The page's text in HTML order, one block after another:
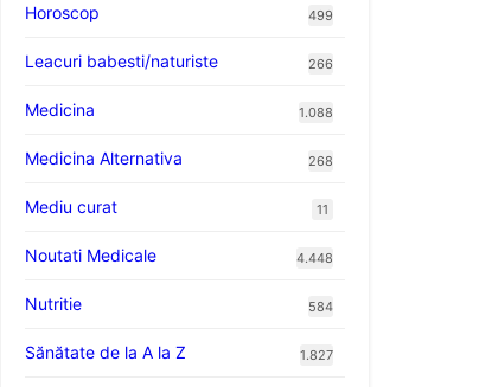
Horoscop 499
Leacuri babesti/naturiste 266
Medicina 1.088
Medicina Alternativa 268
Mediu curat 11
Noutati Medicale 4.448
Nutritie 584
Sănătate de la A la Z 1.827